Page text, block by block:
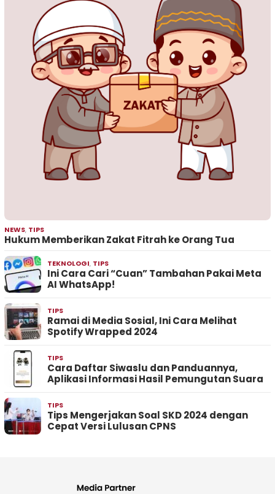
NEWS, TIPS
Hukum Memberikan Zakat Fitrah ke Orang Tua
TEKNOLOGI, TIPS
Ini Cara Cari “Cuan” Tambahan Pakai Meta
AI WhatsApp!
TIPS
Ramai di Media Sosial, Ini Cara Melihat
Spotify Wrapped 2024
TIPS
Cara Daftar Siwaslu dan Panduannya,
Aplikasi Informasi Hasil Pemungutan Suara
TIPS
Tips Mengerjakan Soal SKD 2024 dengan
Cepat Versi Lulusan CPNS